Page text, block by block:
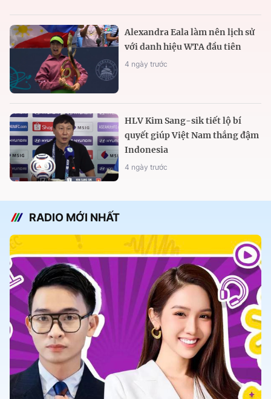
Alexandra Eala làm nên lịch sử
với danh hiệu WTA đầu tiên
4 ngày trước
HLV Kim Sang-sik tiết lộ bí
quyết giúp Việt Nam thắng đậm
Indonesia
4 ngày trước
RADIO MỚI NHẤT